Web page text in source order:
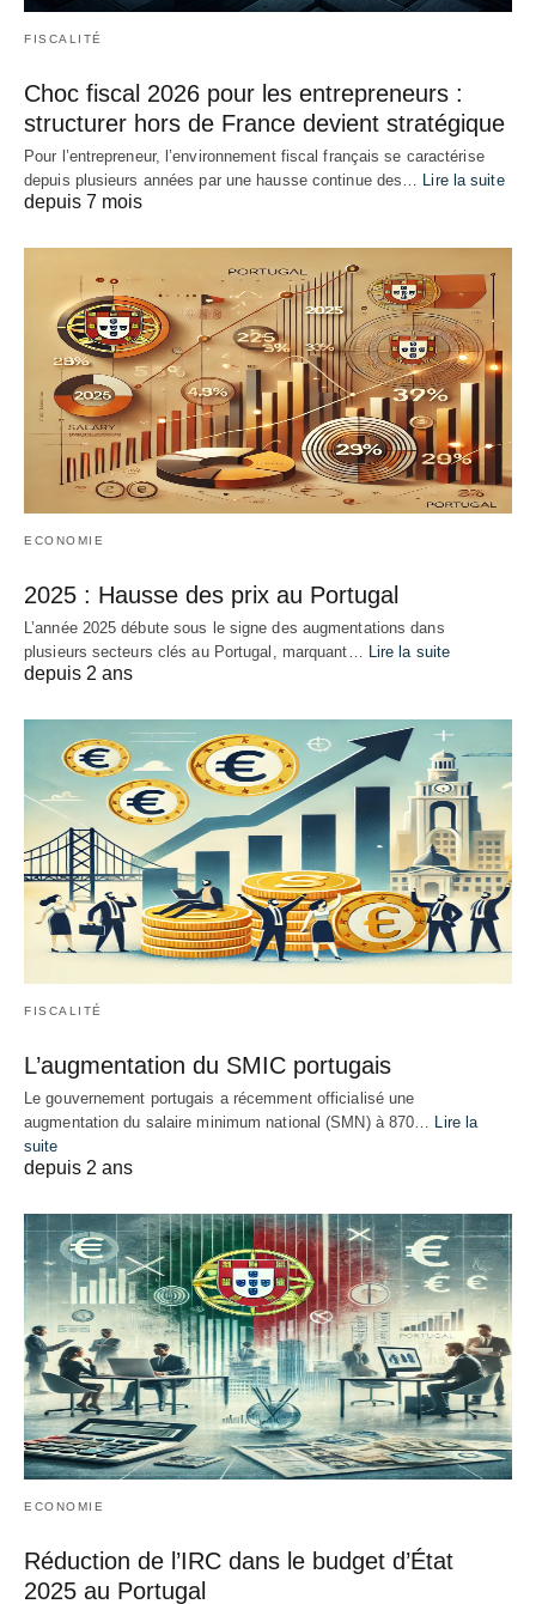
FISCALITÉ
Choc fiscal 2026 pour les entrepreneurs :
structurer hors de France devient stratégique
Pour l’entrepreneur, l’environnement fiscal français se caractérise
depuis plusieurs années par une hausse continue des…
Lire la suite
depuis 7 mois
ECONOMIE
2025 : Hausse des prix au Portugal
L’année 2025 débute sous le signe des augmentations dans
plusieurs secteurs clés au Portugal, marquant… Lire la suite
depuis 2 ans
FISCALITÉ
L’augmentation du SMIC portugais
Le gouvernement portugais a récemment officialisé une
augmentation du salaire minimum national (SMN) à 870… Lire la
suite
depuis 2 ans
ECONOMIE
Réduction de l’IRC dans le budget d’État
2025 au Portugal